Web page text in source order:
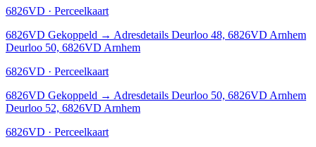
6826VD · Perceelkaart
6826VD Gekoppeld → Adresdetails Deurloo 48, 6826VD Arnhem
Deurloo 50, 6826VD Arnhem
6826VD · Perceelkaart
6826VD Gekoppeld → Adresdetails Deurloo 50, 6826VD Arnhem
Deurloo 52, 6826VD Arnhem
6826VD · Perceelkaart